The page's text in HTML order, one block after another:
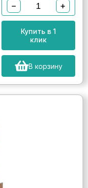
− +
Купить в 1
клик
В корзину